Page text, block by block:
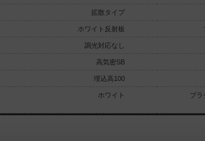
拡散タイプ
ホワイト反射板
調光対応なし
高気密SB
埋込高100
ホワイト プラ